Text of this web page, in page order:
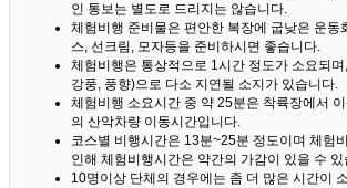
인 통보는 별도로 드리지는 않습니다.
체험비행 준비물은 편안한 복장에 굽낮은 운동
스, 선크림, 모자등을 준비하시면 좋습니다.
체험비행은 통상적으로 1시간 정도가 소요되
강풍, 풍향)으로 다소 지연될 소지가 있습니다.
체험비행 소요시간 중 약 25분은 착륙장에서
의 산악차량 이동시간입니다.
코스별 비행시간은 13분~25분 정도이며 체험
인해 체험비행시간은 약간의 가감이 있을 수 있
10명이상 단체의 경우에는 좀 더 많은 시간이